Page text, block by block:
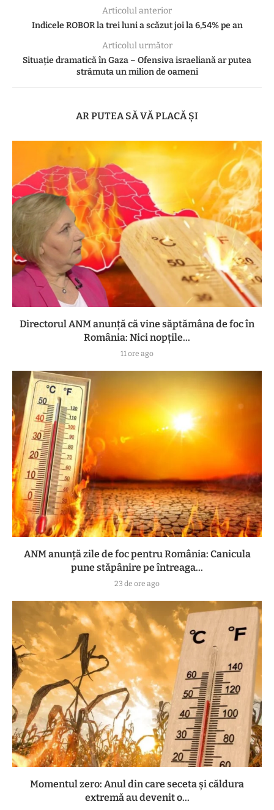
Articolul anterior
Indicele ROBOR la trei luni a scăzut joi la 6,54% pe an
Articolul următor
Situație dramatică în Gaza – Ofensiva israeliană ar putea
strămuta un milion de oameni
AR PUTEA SĂ VĂ PLACĂ ȘI
Directorul ANM anunță că vine săptămâna de foc în
România: Nici nopțile...
11 ore ago
ANM anunță zile de foc pentru România: Canicula
pune stăpânire pe întreaga...
23 de ore ago
Momentul zero: Anul din care seceta și căldura
extremă au devenit o...